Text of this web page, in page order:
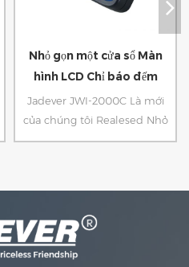
Nhỏ gọn một cửa sổ Màn
hình LCD Chỉ báo đếm
trọng lượng
Jadever JWI-2000C Là mới
của chúng tôi Realesed Nhỏ
gọn và Ecnomic Đếm Chỉ
báo, nó có thể đứng trực tiếp
trên nền tảng